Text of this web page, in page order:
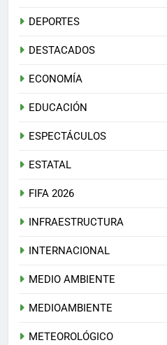
DEPORTES
DESTACADOS
ECONOMÍA
EDUCACIÓN
ESPECTÁCULOS
ESTATAL
FIFA 2026
INFRAESTRUCTURA
INTERNACIONAL
MEDIO AMBIENTE
MEDIOAMBIENTE
METEOROLÓGICO